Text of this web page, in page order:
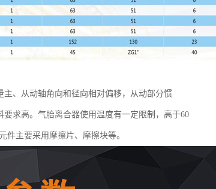
、从动轴角向和径向相对偏移，从动部分惯
求高。气胎离合器使用温度有一定限制，高于60
件主要采用摩擦片、摩擦块等。